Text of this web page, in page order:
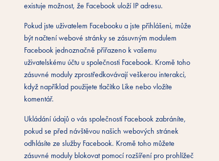
existuje možnost, že Facebook uloží IP adresu.
Pokud jste uživatelem Facebooku a jste přihlášeni, může
být načtení webové stránky se zásuvným modulem
Facebook jednoznačně přiřazeno k vašemu
uživatelskému účtu u společnosti Facebook. Kromě toho
zásuvné moduly zprostředkovávají veškerou interakci,
když například použijete tlačítko Like nebo vložíte
komentář.
Ukládání údajů o vás společností Facebook zabráníte,
pokud se před návštěvou našich webových stránek
odhlásíte ze služby Facebook. Kromě toho můžete
zásuvné moduly blokovat pomocí rozšíření pro prohlížeč